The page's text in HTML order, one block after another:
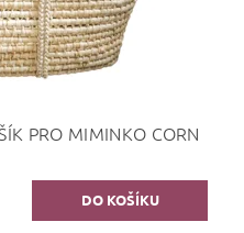
PRO MIMINKO CORN